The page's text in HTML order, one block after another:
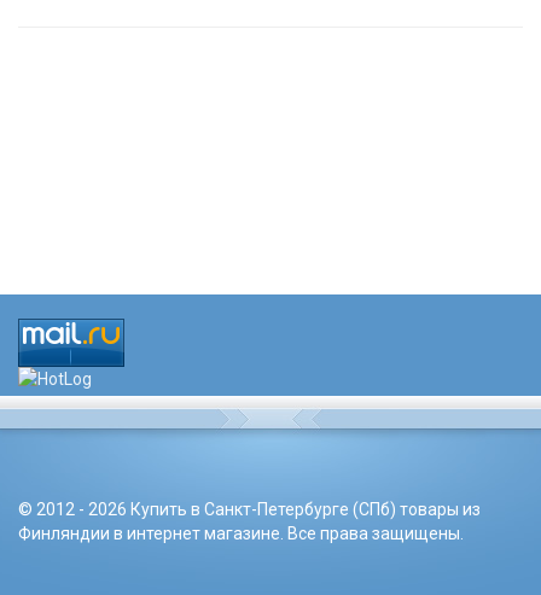
© 2012 - 2026 Купить в Санкт-Петербурге (СПб) товары из
Финляндии в интернет магазине. Все права защищены.